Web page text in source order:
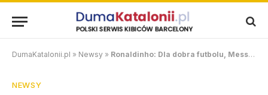
DumaKatalonii.pl » Newsy » Ronaldinho: Dla dobra futbolu, Messi powinien grać w Barcelonie
NEWSY